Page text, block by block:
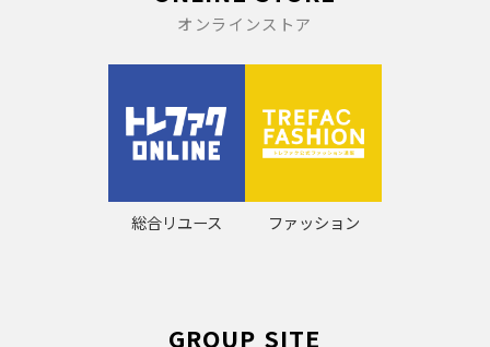
オンラインストア
総合リユース ファッション
GROUP SITE